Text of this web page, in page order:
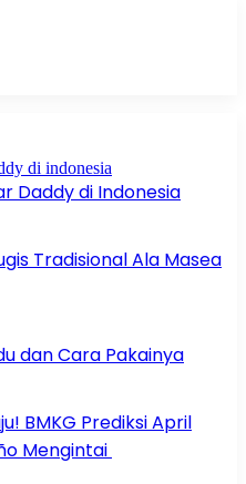
Daddy di Indonesia
Tradisional Ala Masea
dan Cara Pakainya
BMKG Prediksi April
Mengintai